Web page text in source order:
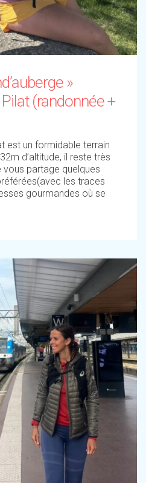
»
(randonnée +
est un formidable terrain
d’altitude, il reste très
partage quelques
les traces
gourmandes où se